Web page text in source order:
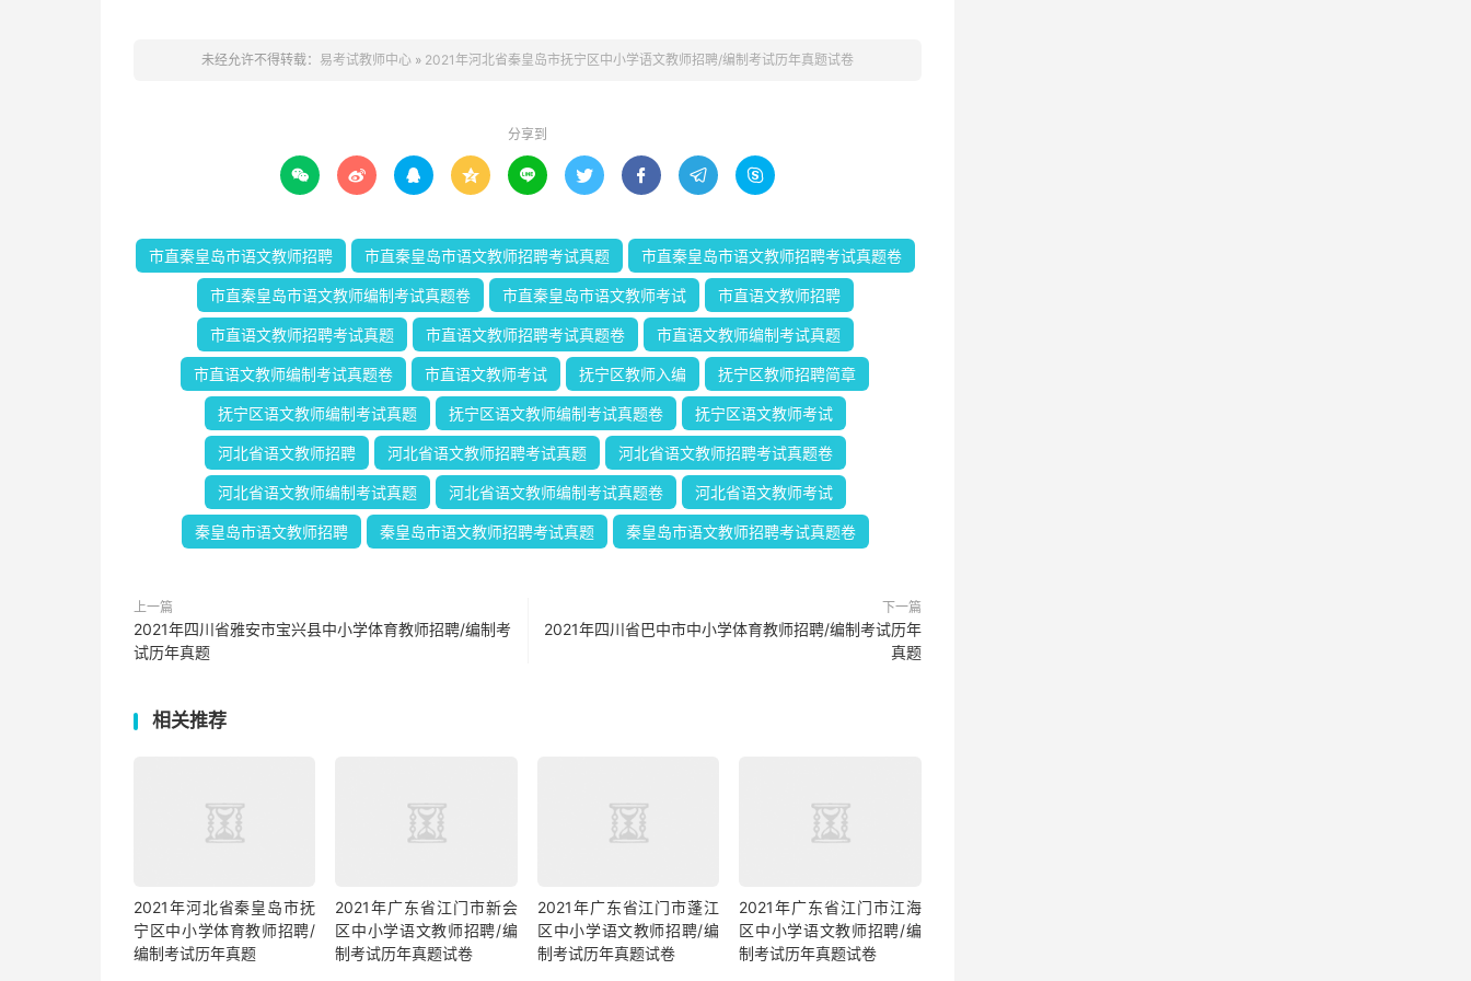
未经允许不得转载： 易考试教师中心 » 2021年河北省秦皇岛市抚宁区中小学语文教师招聘/编制考试历年真题试卷
分享到
        
市直秦皇岛市语文教师招聘 市直秦皇岛市语文教师招聘考试真题 市直秦皇岛市语文教师招聘考试真题卷
市直秦皇岛市语文教师编制考试真题卷 市直秦皇岛市语文教师考试 市直语文教师招聘
市直语文教师招聘考试真题 市直语文教师招聘考试真题卷 市直语文教师编制考试真题
市直语文教师编制考试真题卷 市直语文教师考试 抚宁区教师入编 抚宁区教师招聘简章
抚宁区语文教师编制考试真题 抚宁区语文教师编制考试真题卷 抚宁区语文教师考试
河北省语文教师招聘 河北省语文教师招聘考试真题 河北省语文教师招聘考试真题卷
河北省语文教师编制考试真题 河北省语文教师编制考试真题卷 河北省语文教师考试
秦皇岛市语文教师招聘 秦皇岛市语文教师招聘考试真题 秦皇岛市语文教师招聘考试真题卷
上一篇
2021年四川省雅安市宝兴县中小学体育教师招聘/编制考
试历年真题
下一篇
2021年四川省巴中市中小学体育教师招聘/编制考试历年
真题
相关推荐
2021年河北省秦皇岛市抚
宁区中小学体育教师招聘/
编制考试历年真题
2021年广东省江门市新会
区中小学语文教师招聘/编
制考试历年真题试卷
2021年广东省江门市蓬江
区中小学语文教师招聘/编
制考试历年真题试卷
2021年广东省江门市江海
区中小学语文教师招聘/编
制考试历年真题试卷